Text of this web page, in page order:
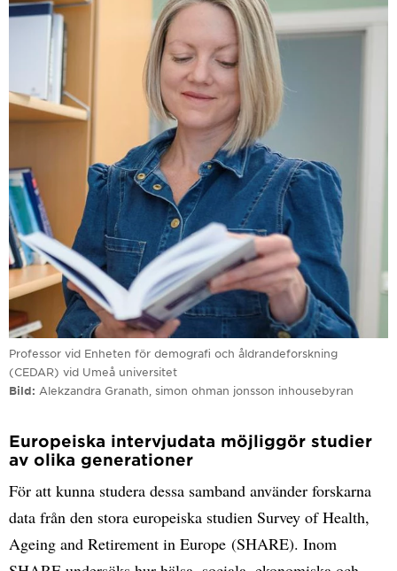
Professor vid Enheten för demografi och åldrandeforskning
(CEDAR) vid Umeå universitet
Bild
Alekzandra Granath, simon ohman jonsson inhousebyran
Europeiska intervjudata möjliggör studier
av olika generationer
För att kunna studera dessa samband använder forskarna
data från den stora europeiska studien Survey of Health,
Ageing and Retirement in Europe (SHARE). Inom